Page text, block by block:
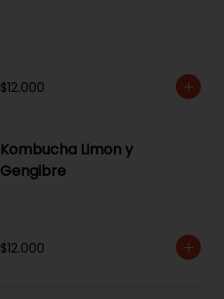
$12.000
Kombucha Limon y
Gengibre
$12.000